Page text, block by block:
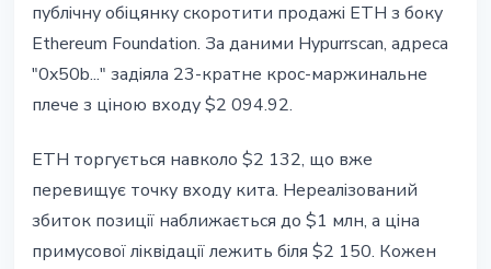
25 травня 2026 р. 3 хв читання
Наталія Дорофєєва
публічну обіцянку скоротити продажі ETH з боку
Ethereum Foundation. За даними Hypurrscan, адреса
"0x50b..." задіяла 23-кратне крос-маржинальне
плече з ціною входу $2 094.92.
ETH торгується навколо $2 132, що вже
перевищує точку входу кита. Нереалізований
збиток позиції наближається до $1 млн, а ціна
примусової ліквідації лежить біля $2 150. Кожен